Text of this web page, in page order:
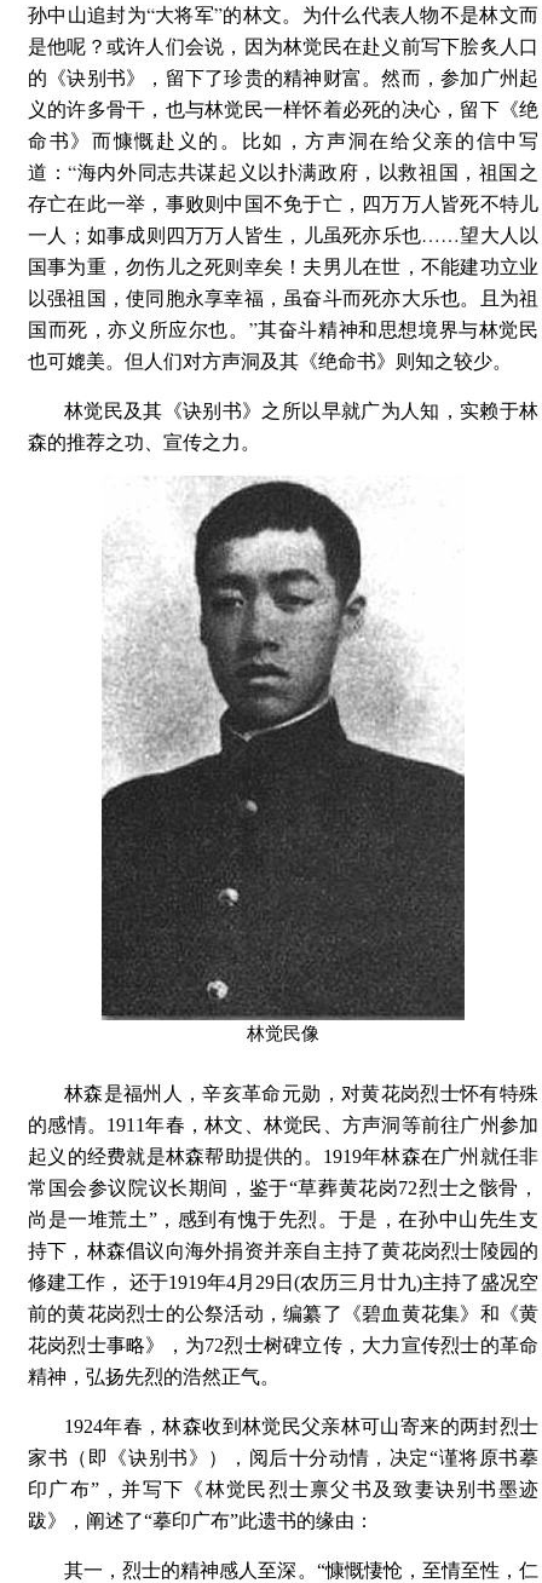
孙中山追封为“大将军”的林文。为什么代表人物不是林文而
是他呢？或许人们会说，因为林觉民在赴义前写下脍炙人口
的《诀别书》，留下了珍贵的精神财富。然而，参加广州起
义的许多骨干，也与林觉民一样怀着必死的决心，留下《绝
命书》而慷慨赴义的。比如，方声洞在给父亲的信中写
道：“海内外同志共谋起义以扑满政府，以救祖国，祖国之
存亡在此一举，事败则中国不免于亡，四万万人皆死不特儿
一人；如事成则四万万人皆生，儿虽死亦乐也……望大人以
国事为重，勿伤儿之死则幸矣！夫男儿在世，不能建功立业
以强祖国，使同胞永享幸福，虽奋斗而死亦大乐也。且为祖
国而死，亦义所应尔也。”其奋斗精神和思想境界与林觉民
也可媲美。但人们对方声洞及其《绝命书》则知之较少。
林觉民及其《诀别书》之所以早就广为人知，实赖于林
森的推荐之功、宣传之力。
林觉民像
林森是福州人，辛亥革命元勋，对黄花岗烈士怀有特殊
的感情。1911年春，林文、林觉民、方声洞等前往广州参加
起义的经费就是林森帮助提供的。1919年林森在广州就任非
常国会参议院议长期间，鉴于“草葬黄花岗72烈士之骸骨，
尚是一堆荒土”，感到有愧于先烈。于是，在孙中山先生支
持下，林森倡议向海外捐资并亲自主持了黄花岗烈士陵园的
修建工作， 还于1919年4月29日(农历三月廿九)主持了盛况空
前的黄花岗烈士的公祭活动，编纂了《碧血黄花集》和《黄
花岗烈士事略》，为72烈士树碑立传，大力宣传烈士的革命
精神，弘扬先烈的浩然正气。
1924年春，林森收到林觉民父亲林可山寄来的两封烈士
家书（即《诀别书》），阅后十分动情，决定“谨将原书摹
印广布”，并写下《林觉民烈士禀父书及致妻诀别书墨迹
跋》，阐述了“摹印广布”此遗书的缘由：
其一，烈士的精神感人至深。“慷慨悽怆，至情至性，仁